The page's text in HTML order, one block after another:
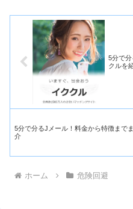
5分で
クルを
5分で分るJメール！料金から特徴まで
介
ホーム 危険回避